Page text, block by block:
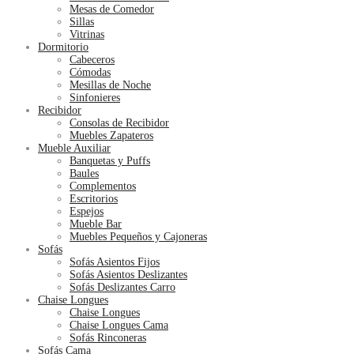
Mesas de Comedor
Sillas
Vitrinas
Dormitorio
Cabeceros
Cómodas
Mesillas de Noche
Sinfonieres
Recibidor
Consolas de Recibidor
Muebles Zapateros
Mueble Auxiliar
Banquetas y Puffs
Baules
Complementos
Escritorios
Espejos
Mueble Bar
Muebles Pequeños y Cajoneras
Sofás
Sofás Asientos Fijos
Sofás Asientos Deslizantes
Sofás Deslizantes Carro
Chaise Longues
Chaise Longues
Chaise Longues Cama
Sofás Rinconeras
Sofás Cama